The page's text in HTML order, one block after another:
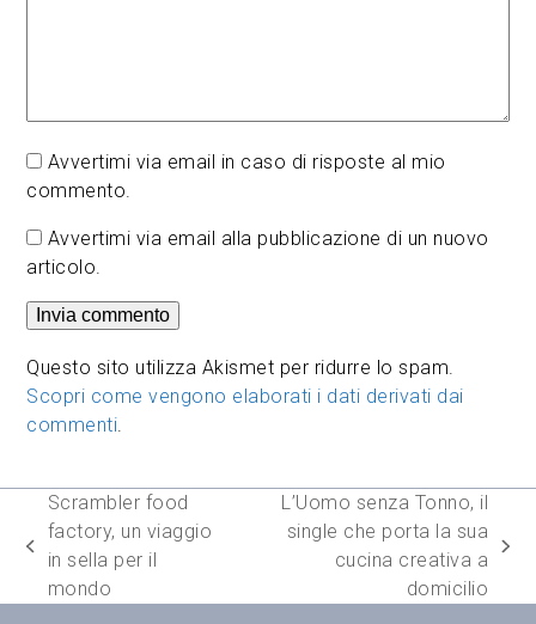
Avvertimi via email in caso di risposte al mio
commento.
Avvertimi via email alla pubblicazione di un nuovo
articolo.
Questo sito utilizza Akismet per ridurre lo spam.
Scopri come vengono elaborati i dati derivati dai
commenti.
post
precedente:
Scrambler food
factory, un viaggio
in sella per il
mondo
L’Uomo senza Tonno, il
single che porta la sua
cucina creativa a
domicilio